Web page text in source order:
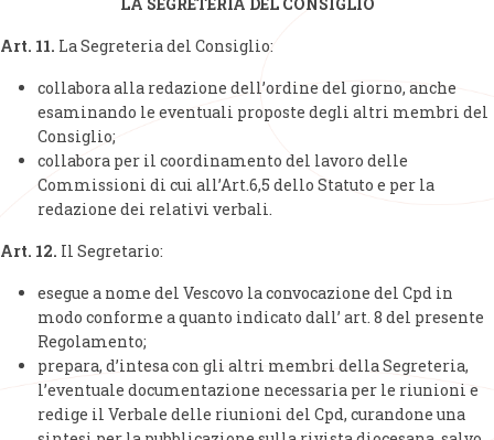
Art. 11. La Segreteria del Consiglio:
collabora alla redazione dell’ordine del giorno, anche
esaminando le eventuali proposte degli altri membri del
Consiglio;
collabora per il coordinamento del lavoro delle
Commissioni di cui all’Art.6,5 dello Statuto e per la
redazione dei relativi verbali.
Art. 12. Il Segretario:
esegue a nome del Vescovo la convocazione del Cpd in
modo conforme a quanto indicato dall’ art. 8 del presente
Regolamento;
prepara, d’intesa con gli altri membri della Segreteria,
l’eventuale documentazione necessaria per le riunioni e
redige il Verbale delle riunioni del Cpd, curandone una